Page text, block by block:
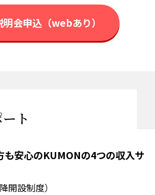
明会申込（webあり）
ト
も安心のKUMONの4つの収入サ
開設制度）